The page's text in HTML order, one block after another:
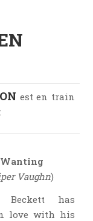
est en train
Wanting
Vaughn)
Beckett has
love with his